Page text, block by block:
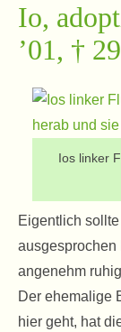
Io,
’01, †
Ios linker
Eigentlich
ausgesprochen
angenehm
Der ehemalige
hier geht, hat